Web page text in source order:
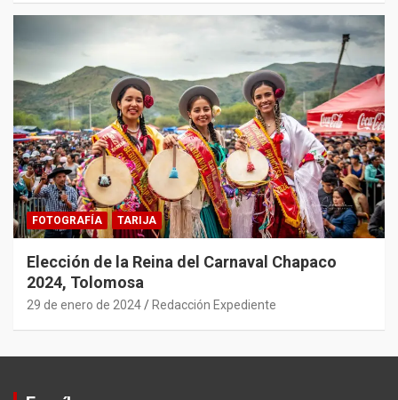
FOTOGRAFÍA TARIJA
Elección de la Reina del Carnaval Chapaco
2024, Tolomosa
29 de enero de 2024 Redacción Expediente